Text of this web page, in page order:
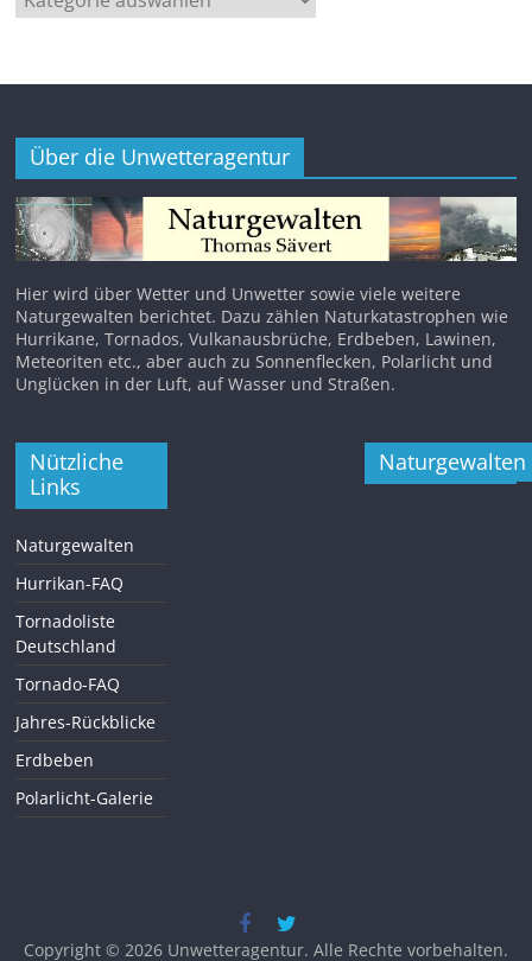
Über die Unwetteragentur
Hier wird über Wetter und Unwetter sowie viele weitere
Naturgewalten berichtet. Dazu zählen Naturkatastrophen wie
Hurrikane, Tornados, Vulkanausbrüche, Erdbeben, Lawinen,
Meteoriten etc., aber auch zu Sonnenflecken, Polarlicht und
Unglücken in der Luft, auf Wasser und Straßen.
Nützliche
Links
Naturgewalten
Hurrikan-FAQ
Tornadoliste
Deutschland
Tornado-FAQ
Jahres-Rückblicke
Erdbeben
Polarlicht-Galerie
Naturgewalten
Copyright © 2026 Unwetteragentur. Alle Rechte vorbehalten.